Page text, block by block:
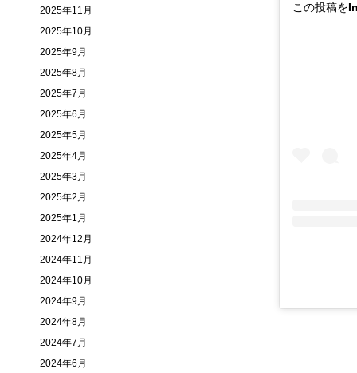
この投稿を
2025年11月
2025年10月
2025年9月
2025年8月
2025年7月
2025年6月
2025年5月
2025年4月
2025年3月
2025年2月
2025年1月
2024年12月
2024年11月
2024年10月
2024年9月
2024年8月
2024年7月
2024年6月